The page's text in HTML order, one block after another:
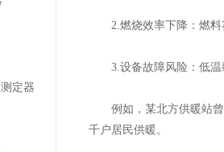
定器
​2.燃烧效率下降：燃料
​3.设备故障风险：低温
例如，某北方供暖站曾
千户居民供暖。